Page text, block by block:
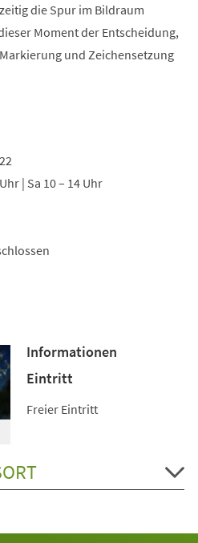
die Spur im Bildraum
Moment der Entscheidung,
und Zeichensetzung
| Sa 10 – 14 Uhr
Informationen
Eintritt
Freier Eintritt